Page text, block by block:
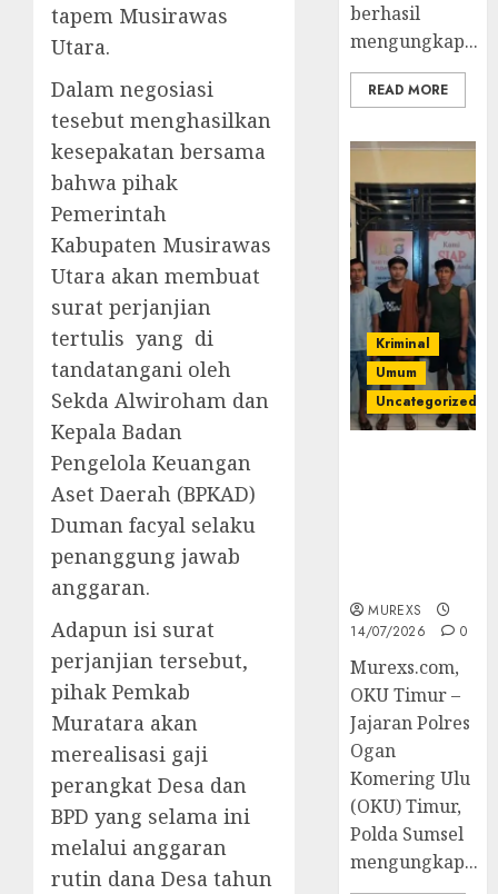
tapem Musirawas
Utara.
Dalam negosiasi
tesebut menghasilkan
kesepakatan bersama
bahwa pihak
Pemerintah
Kabupaten Musirawas
Utara akan membuat
surat perjanjian
tertulis yang di
tandatangani oleh
Sekda Alwiroham dan
Kepala Badan
Pengelola Keuangan
Aset Daerah (BPKAD)
Duman facyal selaku
penanggung jawab
anggaran.
Adapun isi surat
perjanjian tersebut,
pihak Pemkab
Muratara akan
merealisasi gaji
perangkat Desa dan
BPD yang selama ini
melalui anggaran
rutin dana Desa tahun
berhasil
mengungkap...
READ MORE
Kriminal
Umum
Uncategorized
MUREXS
14/07/2026
0
Murexs.com,
OKU Timur –
Jajaran Polres
Ogan
Komering Ulu
(OKU) Timur,
Polda Sumsel
mengungkap...